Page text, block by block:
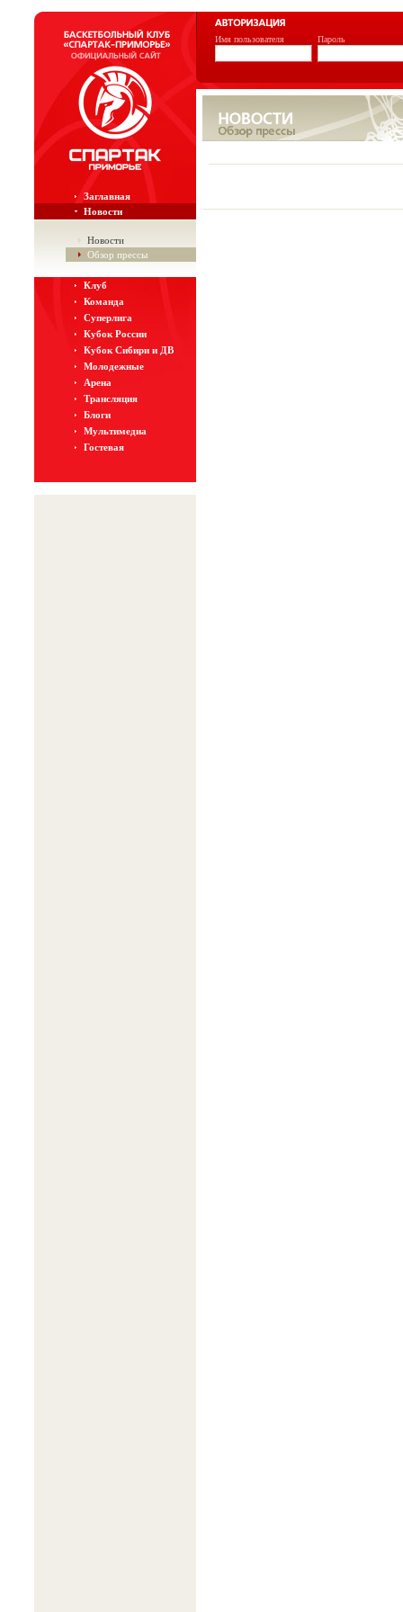
Имя пользователя Пароль
Заглавная
Новости
Новости
Обзор прессы
Клуб
Команда
Суперлига
Кубок России
Кубок Сибири и ДВ
Молодежные
Арена
Трансляция
Блоги
Мультимедиа
Гостевая